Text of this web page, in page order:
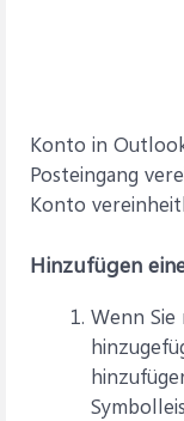
Konto in
Posteingang
Konto
Hinzufügen
Wenn